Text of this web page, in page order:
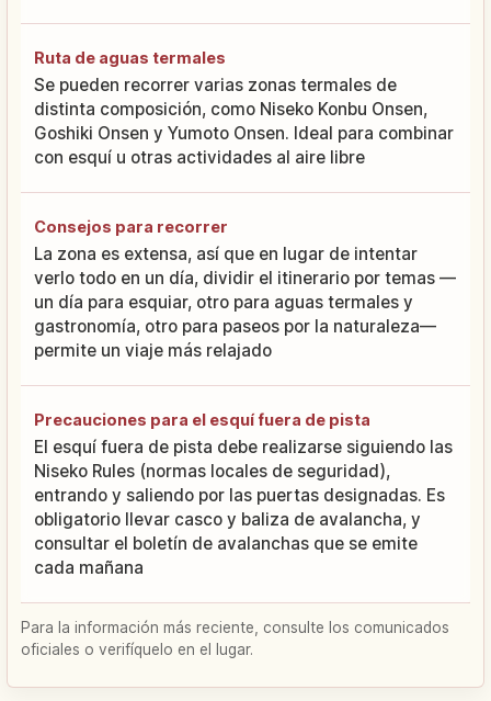
Ruta de aguas termales
Se pueden recorrer varias zonas termales de
distinta composición, como Niseko Konbu Onsen,
Goshiki Onsen y Yumoto Onsen. Ideal para combinar
con esquí u otras actividades al aire libre
Consejos para recorrer
La zona es extensa, así que en lugar de intentar
verlo todo en un día, dividir el itinerario por temas —
un día para esquiar, otro para aguas termales y
gastronomía, otro para paseos por la naturaleza—
permite un viaje más relajado
Precauciones para el esquí fuera de pista
El esquí fuera de pista debe realizarse siguiendo las
Niseko Rules (normas locales de seguridad),
entrando y saliendo por las puertas designadas. Es
obligatorio llevar casco y baliza de avalancha, y
consultar el boletín de avalanchas que se emite
cada mañana
Para la información más reciente, consulte los comunicados
oficiales o verifíquelo en el lugar.